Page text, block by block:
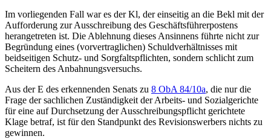
Im vorliegenden Fall war es der Kl, der einseitig an die Bekl mit der
Aufforderung zur Ausschreibung des Geschäftsführerpostens
herangetreten ist. Die Ablehnung dieses Ansinnens führte nicht zur
Begründung eines (vorvertraglichen) Schuldverhältnisses mit
beidseitigen Schutz- und Sorgfaltspflichten, sondern schlicht zum
Scheitern des Anbahnungsversuchs.
Aus der E des erkennenden Senats zu 8 ObA 84/10a, die nur die
Frage der sachlichen Zuständigkeit der Arbeits- und Sozialgerichte
für eine auf Durchsetzung der Ausschreibungspflicht gerichtete
Klage betraf, ist für den Standpunkt des Revisionswerbers nichts zu
gewinnen.